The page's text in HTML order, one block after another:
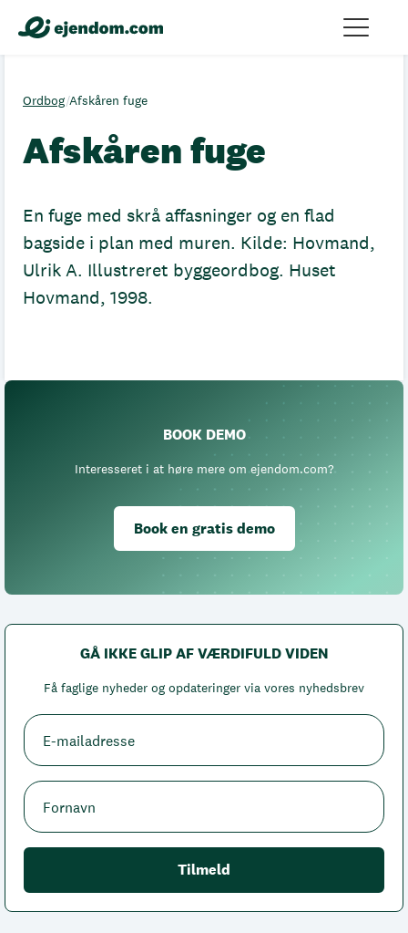
Ordbog/Afskåren fuge
Afskåren fuge
En fuge med skrå affasninger og en flad
bagside i plan med muren. Kilde: Hovmand,
Ulrik A. Illustreret byggeordbog. Huset
Hovmand, 1998.
BOOK DEMO
Interesseret i at høre mere om ejendom.com?
Book en gratis demo
GÅ IKKE GLIP AF VÆRDIFULD VIDEN
Få faglige nyheder og opdateringer via vores nyhedsbrev